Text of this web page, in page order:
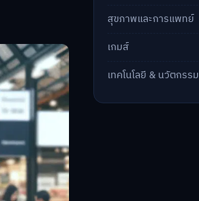
สุขภาพและการแพทย์
เกมส์
เทคโนโลยี & นวัตกรรม